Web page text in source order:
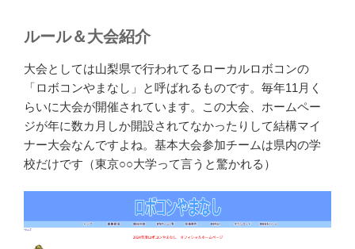
ルール＆大会紹介
大会としては山梨県で行われてるローカルロボコンの
「ロボコンやまなし」と呼ばれるものです。毎年11月く
らいに大会が開催されています。この大会、ホームペー
ジが年に数カ月しか開設されてなかったりして結構マイ
ナー大会なんですよね。基本大会参加チームは県内の学
校だけです（東京○○大学って言うと驚かれる）